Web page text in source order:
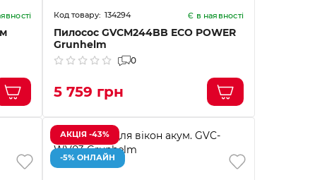
134294 Є в наявності
Пилосос GVCM244BB ECO POWER
Grunhelm
0
5 759 грн
АКЦІЯ -43%
-5% ОНЛАЙН